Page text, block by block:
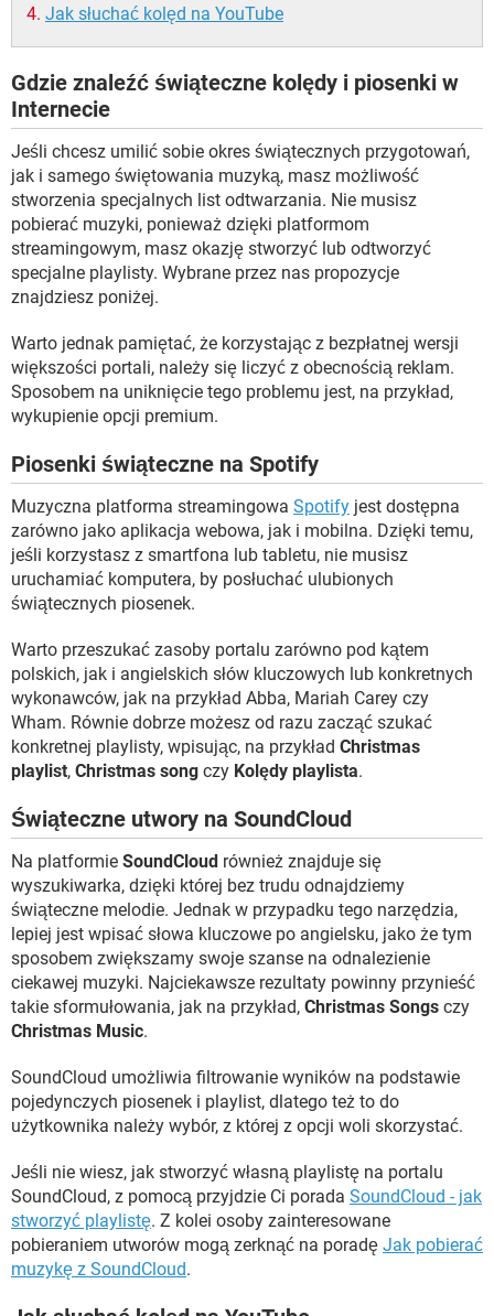
Jak słuchać kolęd na YouTube
Gdzie znaleźć świąteczne kolędy i piosenki w
Internecie
Jeśli chcesz umilić sobie okres świątecznych przygotowań,
jak i samego świętowania muzyką, masz możliwość
stworzenia specjalnych list odtwarzania. Nie musisz
pobierać muzyki, ponieważ dzięki platformom
streamingowym, masz okazję stworzyć lub odtworzyć
specjalne playlisty. Wybrane przez nas propozycje
znajdziesz poniżej.
Warto jednak pamiętać, że korzystając z bezpłatnej wersji
większości portali, należy się liczyć z obecnością reklam.
Sposobem na uniknięcie tego problemu jest, na przykład,
wykupienie opcji premium.
Piosenki świąteczne na Spotify
Muzyczna platforma streamingowa Spotify jest dostępna
zarówno jako aplikacja webowa, jak i mobilna. Dzięki temu,
jeśli korzystasz z smartfona lub tabletu, nie musisz
uruchamiać komputera, by posłuchać ulubionych
świątecznych piosenek.
Warto przeszukać zasoby portalu zarówno pod kątem
polskich, jak i angielskich słów kluczowych lub konkretnych
wykonawców, jak na przykład Abba, Mariah Carey czy
Wham. Równie dobrze możesz od razu zacząć szukać
konkretnej playlisty, wpisując, na przykład Christmas
playlist, Christmas song czy Kolędy playlista.
Świąteczne utwory na SoundCloud
Na platformie SoundCloud również znajduje się
wyszukiwarka, dzięki której bez trudu odnajdziemy
świąteczne melodie. Jednak w przypadku tego narzędzia,
lepiej jest wpisać słowa kluczowe po angielsku, jako że tym
sposobem zwiększamy swoje szanse na odnalezienie
ciekawej muzyki. Najciekawsze rezultaty powinny przynieść
takie sformułowania, jak na przykład, Christmas Songs czy
Christmas Music.
SoundCloud umożliwia filtrowanie wyników na podstawie
pojedynczych piosenek i playlist, dlatego też to do
użytkownika należy wybór, z której z opcji woli skorzystać.
Jeśli nie wiesz, jak stworzyć własną playlistę na portalu
SoundCloud, z pomocą przyjdzie Ci porada SoundCloud - jak
stworzyć playlistę. Z kolei osoby zainteresowane
pobieraniem utworów mogą zerknąć na poradę Jak pobierać
muzykę z SoundCloud.